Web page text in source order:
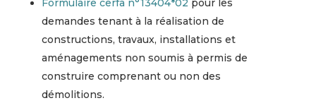
Formulaire cerfa n°13404*02 pour les
demandes tenant à la réalisation de
constructions, travaux, installations et
aménagements non soumis à permis de
construire comprenant ou non des
démolitions.